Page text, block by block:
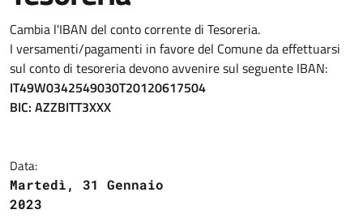
Cambia l'IBAN del conto corrente di Tesoreria.
I versamenti/pagamenti in favore del Comune da effettuarsi
sul conto di tesoreria devono avvenire sul seguente IBAN:
IT49W0342549030T20120617504
BIC: AZZBITT3XXX
Data:
Martedì, 31 Gennaio
2023